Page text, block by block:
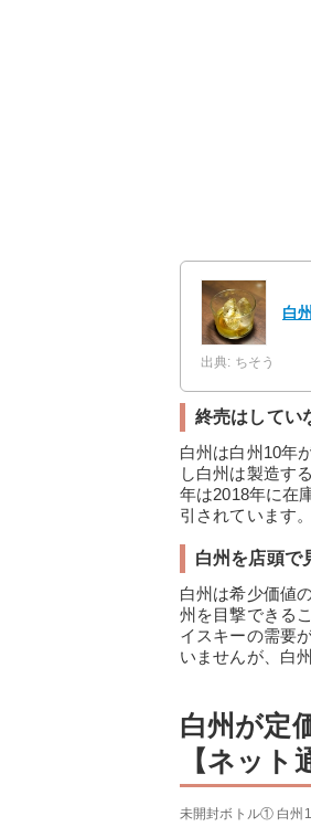
白
出典: ちそう
終売はしてい
白州は白州10年
し白州は製造す
年は2018年に在
引されています。
白州を店頭で
白州は希少価値
州を目撃できる
イスキーの需要
いませんが、白
白州が定
【ネット
未開封ボトル① 白州